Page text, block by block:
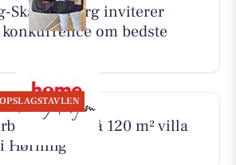
Skanderborg inviterer
om bedste
OPSLAGSTAVLEN
byder på 120 m² villa
Hørning